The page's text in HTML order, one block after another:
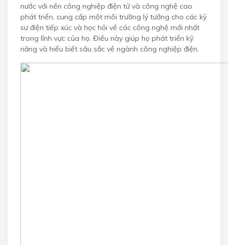
nước với nền công nghiệp điện tử và công nghệ cao
phát triển, cung cấp một môi trường lý tưởng cho các kỹ
sư điện tiếp xúc và học hỏi về các công nghệ mới nhất
trong lĩnh vực của họ. Điều này giúp họ phát triển kỹ
năng và hiểu biết sâu sắc về ngành công nghiệp điện.